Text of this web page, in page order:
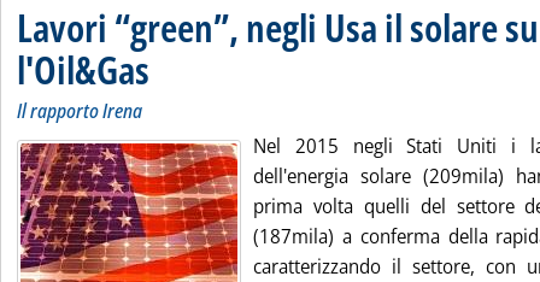
Lavori “green”, negli Usa il solare
l'Oil&Gas
Il rapporto Irena
Nel 2015 negli Stati Uniti i
dell'energia solare (209mila)
prima volta quelli del settore
(187mila) a conferma della
caratterizzando il settore, con